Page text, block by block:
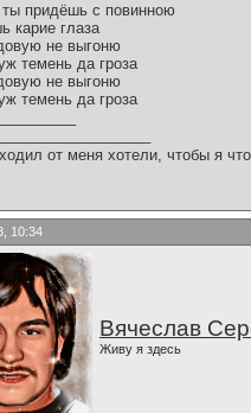
придёшь с повинною
карие глаза
не выгоню
темень да гроза
не выгоню
темень да гроза
от меня хотели, чтобы я
10:34
Вячеслав
Живу я здесь